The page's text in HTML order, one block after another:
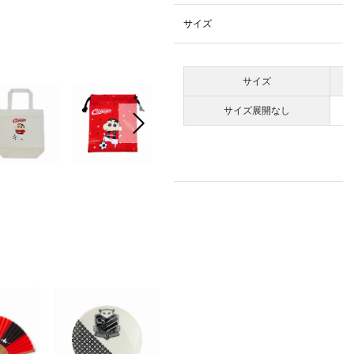
次の画像
サイズ
サイズ
サイズ展開なし